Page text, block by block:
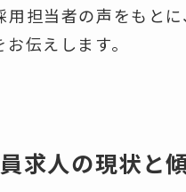
用担当者の声をもと
伝えします。
求人の現状と